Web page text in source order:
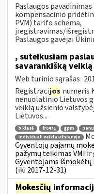
Paslaugos
kompensacinio
PVM) tarifo schema,
įregistravimas/
Paslaugos gavėjai
, suteikusiam
savarankišką
Web turinio sąrašas
Registracijos numeris
nenuolatinio Lietuvos
veiklą užsienio
Lietuvos...
b klasė fr0471 gpm
individuali veikla užsienyje
Gyventojų pajamų
pažymų teikimas VMI
Gyventojams išmokėtų
(iki 2017-12-31)
Mokesčių